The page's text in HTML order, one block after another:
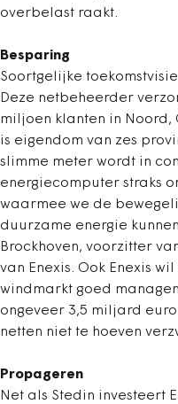
overbelast raakt.
Besparing
Soortgelijke
Deze netbeheerder
miljoen klanten in
is eigendom van zes
slimme meter wordt in
energiecomputer straks
waarmee we de
duurzame energie
Brockhoven, voorzitter
van Enexis. Ook Enexis
windmarkt goed
ongeveer 3,5 miljard
netten niet te hoeven
Propageren
Net als Stedin investeert